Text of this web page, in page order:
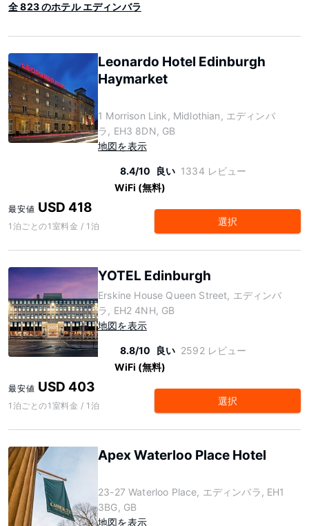
全 823 のホテル エディンバラ
Leonardo Hotel Edinburgh
Haymarket
1 Morrison Link, Midlothian, エディンバ
ラ, EH3 8DN, GB
地図を表示
8.4/10 良い 1334 レビュー
WiFi (無料)
最安値 USD 418
1泊ごとの1室料金 / 1泊 選択
YOTEL Edinburgh
Erskine House Queen Street, エディンバ
ラ, EH2 4NH, GB
地図を表示
8.8/10 良い 2592 レビュー
WiFi (無料)
最安値 USD 403
1泊ごとの1室料金 / 1泊 選択
Apex Waterloo Place Hotel
23-27 Waterloo Place, エディンバラ, EH1
3BG, GB
地図を表示